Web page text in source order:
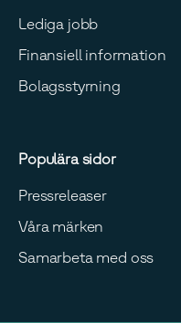
Lediga jobb
Finansiell information
Bolagsstyrning
Populära sidor
Pressreleaser
Våra märken
Samarbeta med oss